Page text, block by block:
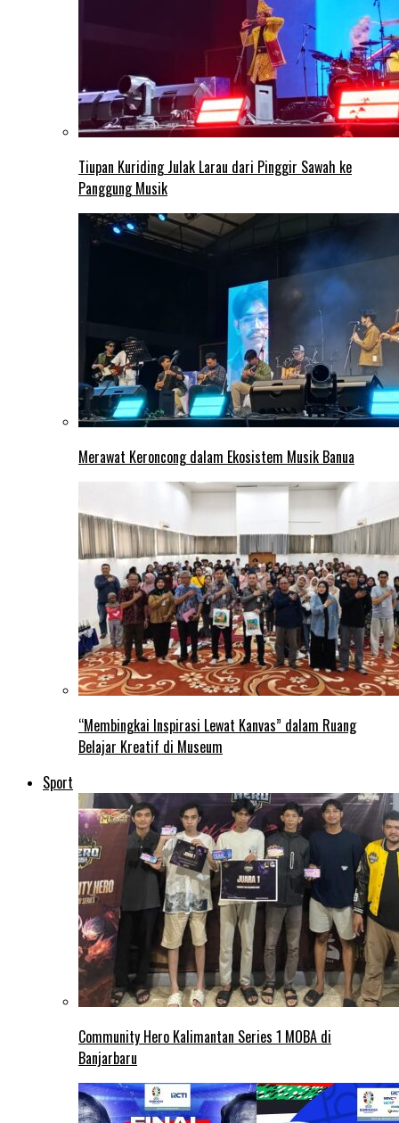
Tiupan Kuriding Julak Larau dari Pinggir Sawah ke
Panggung Musik
Merawat Keroncong dalam Ekosistem Musik Banua
“Membingkai Inspirasi Lewat Kanvas” dalam Ruang
Belajar Kreatif di Museum
Sport
Community Hero Kalimantan Series 1 MOBA di
Banjarbaru